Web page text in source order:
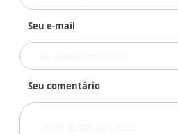
Seu e-mail
Seu comentário